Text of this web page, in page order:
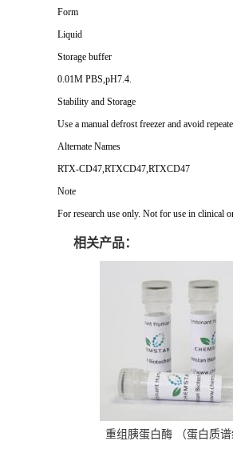
Form
Liquid
Storage buffer
0.01M PBS,pH7.4.
Stability and Storage
Use a manual defrost freezer and avoid
Alternate Names
RTX-CD47,RTXCD47,RTXCD47
Note
For research use only. Not for use in clinical
相关产品：
重组胰蛋白酶 （蛋白质谱